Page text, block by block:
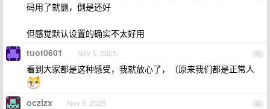
码用了就删，倒是还好
但感觉默认设置的确实不太好用
91
tuot0601 Nov 5, 2025
看到大家都是这种感受，我就放心了，（原来我们都是正常人
92
oczizx Nov 5, 2025